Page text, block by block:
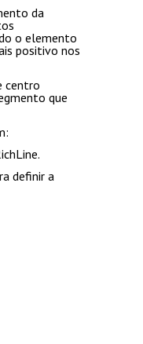
da
o elemento
positivo nos
centro
que
definir a